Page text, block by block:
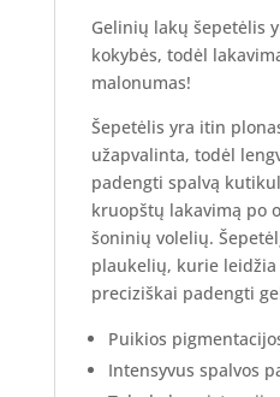
Gelinių lakų šepetėlis
kokybės, todėl
malonumas!
Šepetėlis yra itin
užapvalinta, todėl
padengti spalvą
kruopštų lakavimą po
šoninių volelių.
plaukelių, kurie
preciziškai padengti
Puikios
Intensyvus spalvos